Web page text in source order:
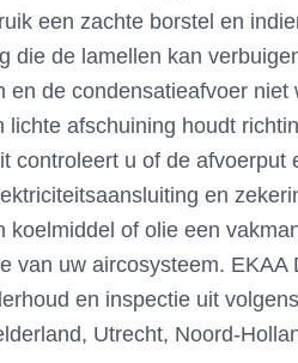
een zachte borstel en
de lamellen kan
de condensatieafvoer
afschuining houdt
u of de
en
of olie een
uw aircosysteem.
en inspectie uit
Utrecht, Noord-